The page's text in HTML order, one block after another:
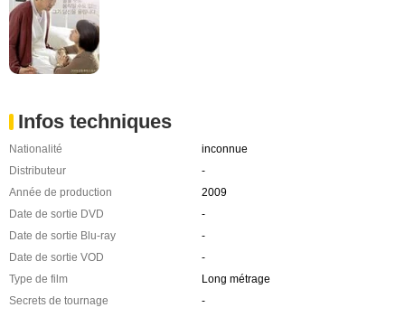
Infos techniques
Nationalité
inconnue
Distributeur
-
Année de production
2009
Date de sortie DVD
-
Date de sortie Blu-ray
-
Date de sortie VOD
-
Type de film
Long métrage
Secrets de tournage
-